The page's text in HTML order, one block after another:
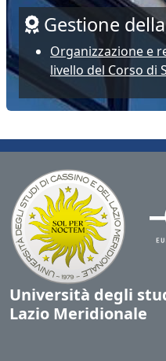
Gestione
Organizzazione e
livello del Corso di
Università degli
Lazio Meridionale